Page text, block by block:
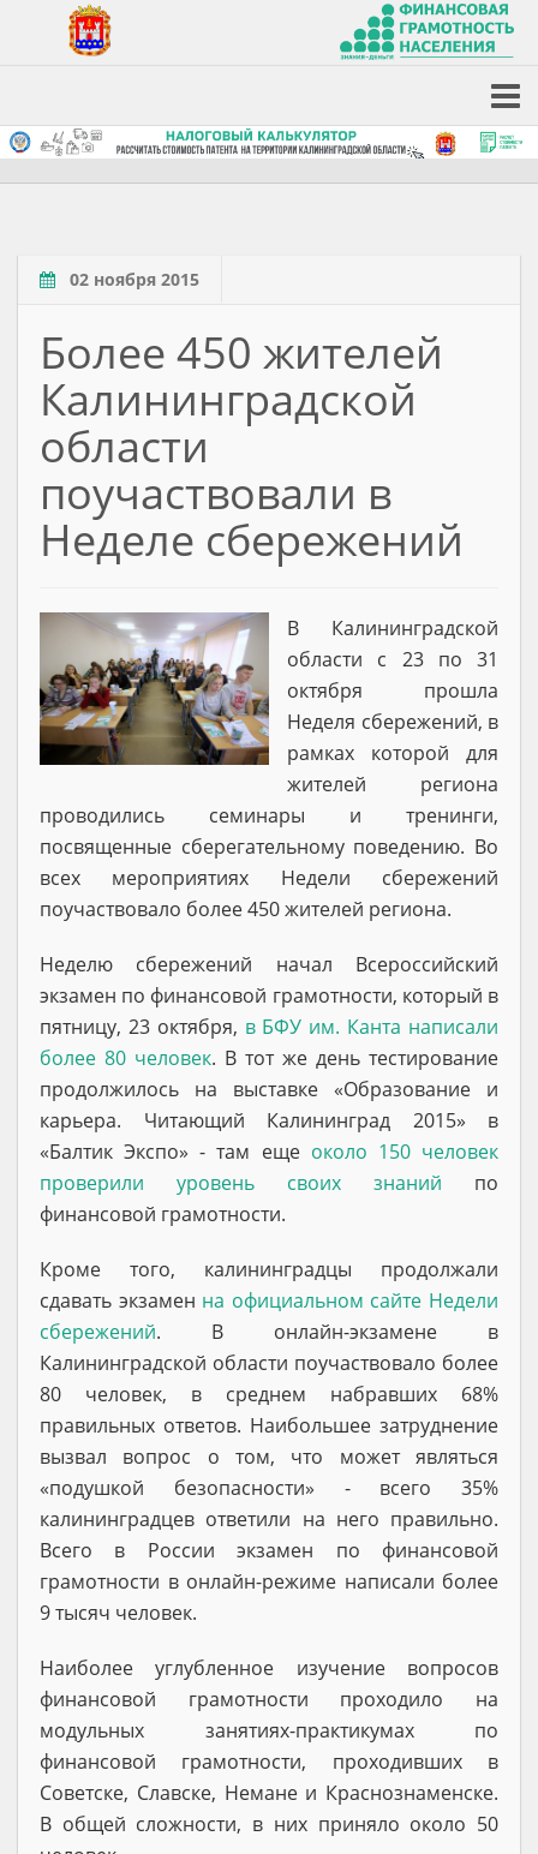
02 ноября 2015
Более 450 жителей
Калининградской
области
поучаствовали в
Неделе сбережений
В Калининградской
области с 23 по 31
октября прошла
Неделя сбережений, в
рамках которой для
жителей региона
проводились семинары и тренинги,
посвященные сберегательному поведению. Во
всех мероприятиях Недели сбережений
поучаствовало более 450 жителей региона.
Неделю сбережений начал Всероссийский
экзамен по финансовой грамотности, который в
пятницу, 23 октября, в БФУ им. Канта написали
более 80 человек. В тот же день тестирование
продолжилось на выставке «Образование и
карьера. Читающий Калининград 2015» в
«Балтик Экспо» - там еще около 150 человек
проверили уровень своих знаний по
финансовой грамотности.
Кроме того, калининградцы продолжали
сдавать экзамен на официальном сайте Недели
сбережений. В онлайн-экзамене в
Калининградской области поучаствовало более
80 человек, в среднем набравших 68%
правильных ответов. Наибольшее затруднение
вызвал вопрос о том, что может являться
«подушкой безопасности» - всего 35%
калининградцев ответили на него правильно.
Всего в России экзамен по финансовой
грамотности в онлайн-режиме написали более
9 тысяч человек.
Наиболее углубленное изучение вопросов
финансовой грамотности проходило на
модульных занятиях-практикумах по
финансовой грамотности, проходивших в
Советске, Славске, Немане и Краснознаменске.
В общей сложности, в них приняло около 50